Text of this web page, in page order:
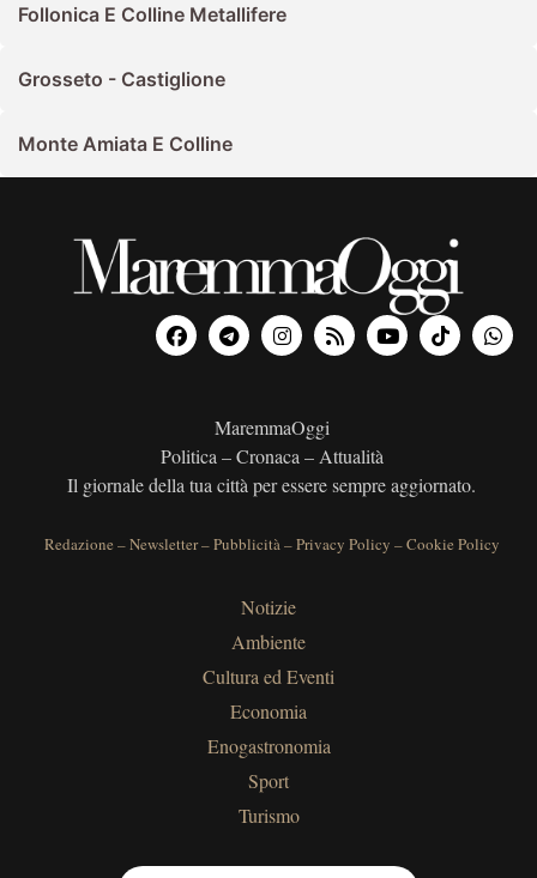
Follonica E Colline Metallifere
Grosseto - Castiglione
Monte Amiata E Colline
MaremmaOggi
Politica – Cronaca – Attualità
Il giornale della tua città per essere sempre aggiornato.
Redazione –Newsletter–Pubblicità–Privacy Policy –Cookie Policy
Notizie
Ambiente
Cultura ed Eventi
Economia
Enogastronomia
Sport
Turismo